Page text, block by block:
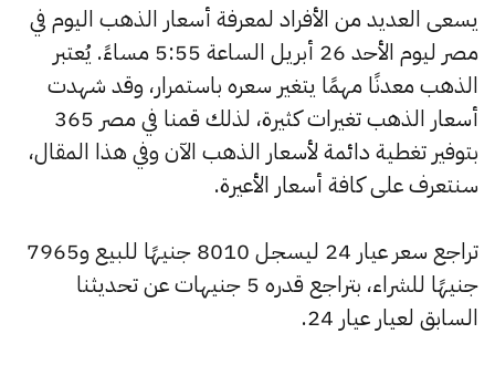
يسعى العديد من الأفراد لمعرفة أسعار الذهب اليوم في
مصر ليوم الأحد 26 أبريل الساعة 5:55 مساءً. يُعتبر
الذهب معدنًا مهمًا يتغير سعره باستمرار، وقد شهدت
أسعار الذهب تغيرات كثيرة، لذلك قمنا في مصر 365
بتوفير تغطية دائمة لأسعار الذهب الآن وفي هذا المقال،
سنتعرف على كافة أسعار الأعيرة.
تراجع سعر عيار 24 ليسجل 8010 جنيهًا للبيع و7965
جنيهًا للشراء، بتراجع قدره 5 جنيهات عن تحديثنا
السابق لعيار عيار 24.